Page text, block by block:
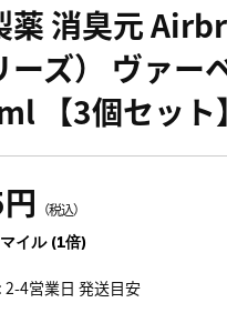
薬 消臭元
ーズ） ヴァー
【3個セット】
（税込）
イル (1倍)
2-4営業日 発送目安